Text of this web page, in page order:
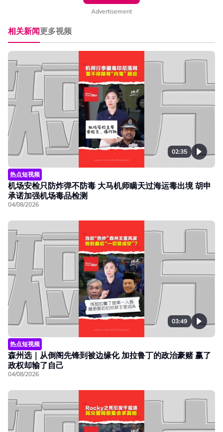
更多新闻资讯看这里 ▹ https://xuan.com.my/hotspot
Advertisement
相关新闻更多视频
02:35
热点短视频
机场安检只防炸弹不防毒 大马机师瞒天过海运毒出境 胡申
承诺加强机场毒品检测
04/08/2026
03:49
热点短视频
森州选｜从倒阁先锋到被边缘化 加拉鲁丁的政治豪赌 赢了
政权却输了自己
04/08/2026